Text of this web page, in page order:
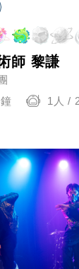
師 黎謙
1人 /